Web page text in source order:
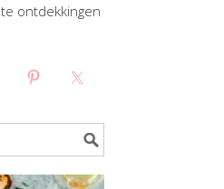
ontdekkingen